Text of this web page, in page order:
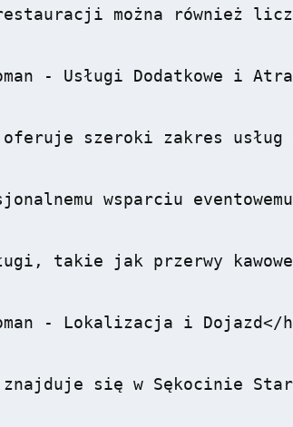
można również
- Usługi Dodatkowe i
oferuje szeroki zakres
wsparciu
takie jak przerwy
- Lokalizacja i Dojazd</
znajduje się w Sękocinie